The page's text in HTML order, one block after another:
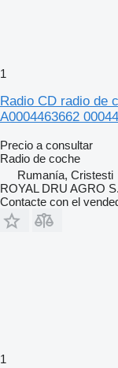
1
Radio CD radio de
A0004463662
Precio a consultar
Radio de coche
Rumanía, Cristesti
ROYAL DRU AGRO
Contacte con el
1